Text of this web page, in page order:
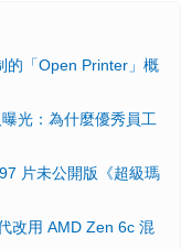
的「Open Printer」概
光：為什麼優秀員工
片未公開版《超級瑪
改用 AMD Zen 6c 混